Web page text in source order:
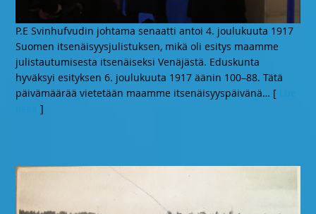
P.E Svinhufvudin johtama senaatti antoi 4. joulukuuta 1917
Suomen itsenäisyysjulistuksen, mikä oli esitys maamme
julistautumisesta itsenäiseksi Venäjästä. Eduskunta
hyväksyi esityksen 6. joulukuuta 1917 äänin 100–88. Tätä
päivämäärää vietetään maamme itsenäisyyspäivänä… [
]